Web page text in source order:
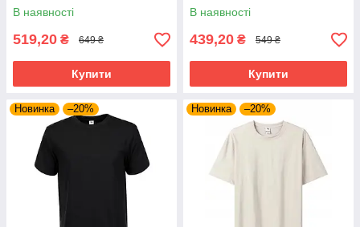
В наявності
519,20 ₴ 649 ₴
Купити
В наявності
439,20 ₴ 549 ₴
Купити
Новинка –20% Новинка –20%